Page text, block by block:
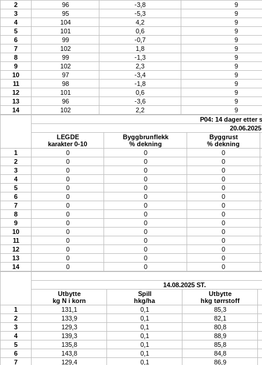
2
96 -3,8
9
3
95 -5,3
9
4
104 4,2
9
5
101 0,6
9
6
99 -0,7
9
7
102 1,8
9
8
99 -1,3
9
9
102 2,3
9
10
97 -3,4
9
11
98 -1,8
9
12
101 0,6
9
13
96 -3,6
9
14
102 2,2
9
P04: 14 dager etter
LEGDE
karakter 0-10
Byggbrunflekk
% dekning
Byggrust
% dekning
1
0 0
0
2
0 0
0
3
0 0
0
4
0 0
0
5
0 0
0
6
0 0
0
7
0 0
0
8
0 0
0
9
0 0
0
10
0 0
0
11
0 0
0
12
0 0
0
13
0 0
0
14
0 0 0
14.08.2025 ST.
Utbytte
kg N i korn
Spill
hkg/ha
Utbytte
hkg tørrstoff
1
131,1 0,1
85,3
2
133,9 0,1
82,1
3
129,3 0,1
80,8
4
139,3 0,1
88,9
5
135,8 0,1
85,8
6
143,8 0,1
84,8
7
129,4 0,1
86,9